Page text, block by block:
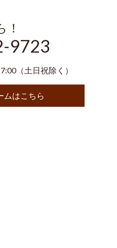
！
9723
（土日祝除く）
ムはこちら